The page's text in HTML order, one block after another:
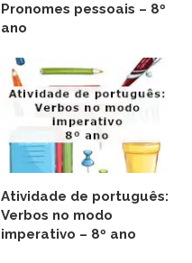
Pronomes pessoais – 8º
ano
Atividade de português:
Verbos no modo
imperativo – 8º ano